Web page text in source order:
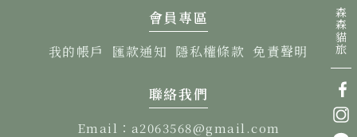
會員專區
我的帳戶 匯款通知 隱私權條款 免責聲明
聯絡我們
Email：a2063568@gmail.com